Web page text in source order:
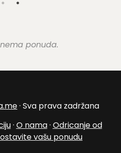
ponuda.
· Sva prava zadržana
· O nama· Odricanje od
vašu ponudu